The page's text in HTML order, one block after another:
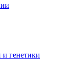
генетики